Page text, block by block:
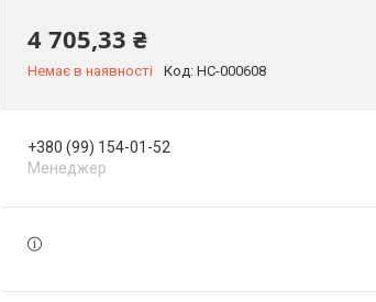
4 705,33 ₴
Немає в наявності Код: HC-000608
+380 (99) 154-01-52
Менеджер